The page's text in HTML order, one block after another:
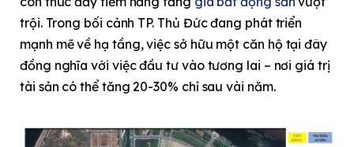
trội. Trong bối cảnh TP. Thủ Đức đang phát triển
mạnh mẽ về hạ tầng, việc sở hữu một căn hộ tại đây
đồng nghĩa với việc đầu tư vào tương lai – nơi giá trị
tài sản có thể tăng 20-30% chỉ sau vài năm.